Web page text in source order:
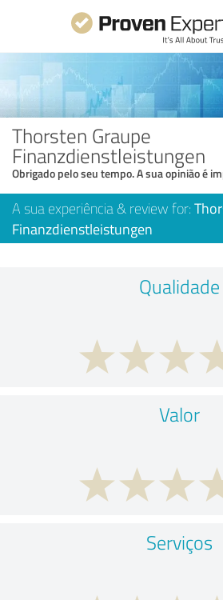
Thorsten Graupe
Finanzdienstleistungen
Obrigado pelo seu tempo. A sua opinião é
A sua experiência & review for:
Finanzdienstleistungen
Qualidade
Valor
Serviços